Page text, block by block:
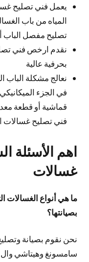
يعمل فني تصليح
المياه من باب
تصليح مفصل الباب
نقدم ارخص فني
بحرفية عالية
نعالج مشكلة الباب
في الجزء
قماشية أو قطعة
فني تصليح غسالات
اهم الأسئلة
غسالات
ما هي أنواع الغسالات
بصيانتها؟
نحن نقوم بصيانة
سامسونغ وهيتاشي وال